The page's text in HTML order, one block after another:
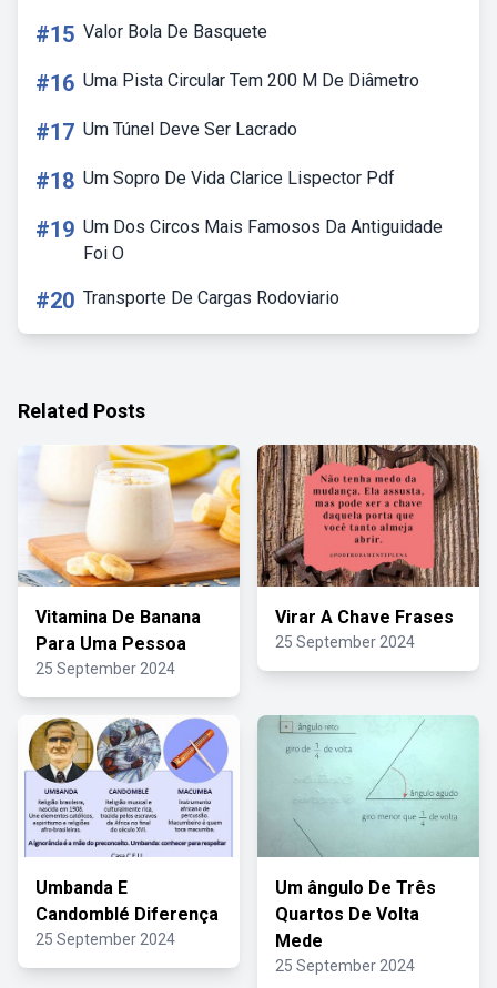
#15 Valor Bola De Basquete
#16 Uma Pista Circular Tem 200 M De Diâmetro
#17 Um Túnel Deve Ser Lacrado
#18 Um Sopro De Vida Clarice Lispector Pdf
#19 Um Dos Circos Mais Famosos Da Antiguidade
Foi O
#20 Transporte De Cargas Rodoviario
Related Posts
Vitamina De Banana
Para Uma Pessoa
25 September 2024
Virar A Chave Frases
25 September 2024
Umbanda E
Candomblé Diferença
25 September 2024
Um ângulo De Três
Quartos De Volta
Mede
25 September 2024